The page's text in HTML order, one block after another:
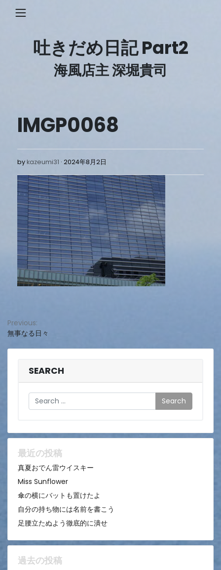
吐きだめ日記 Part2
海風店主 深堀貴司
IMGP0068
bykazeumi31 2024年8月2日
8
月
2
日
投
稿
ョ
ン
Previous:
無事なる日々
SEARCH
Search
最近の投稿
真夏おでん雷ウイスキー
Miss Sunflower
傘の横にバットも置けたよ
自分の持ち物には名前を書こう
足腰立たぬよう徹底的に潰せ
過去の投稿